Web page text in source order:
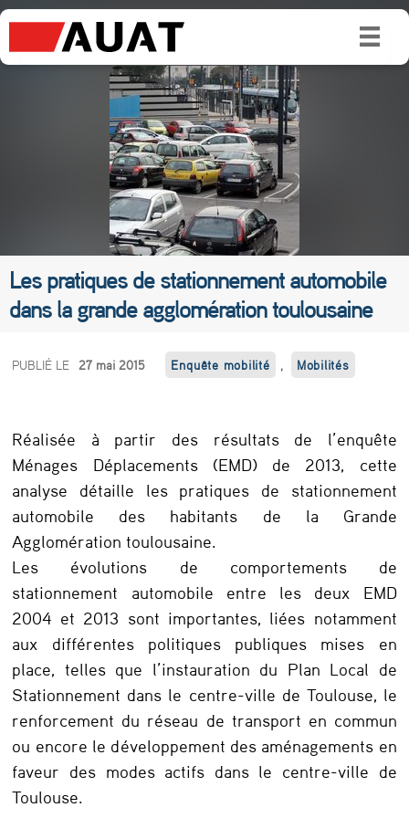
Les pratiques de stationnement automobile
dans la grande agglomération toulousaine
L
p
r
a
t
i
q
u
e
s
d
e
s
PUBLIÉ LE 27 mai 2015 Enquête mobilité , Mobilités
Réalisée à partir des résultats de l’enquête
Ménages Déplacements (EMD) de 2013, cette
analyse détaille les pratiques de stationnement
automobile des habitants de la Grande
Agglomération toulousaine.
Les évolutions de comportements de
stationnement automobile entre les deux EMD
2004 et 2013 sont importantes, liées notamment
aux différentes politiques publiques mises en
place, telles que l’instauration du Plan Local de
Stationnement dans le centre-ville de Toulouse, le
renforcement du réseau de transport en commun
ou encore le développement des aménagements en
faveur des modes actifs dans le centre-ville de
Toulouse.